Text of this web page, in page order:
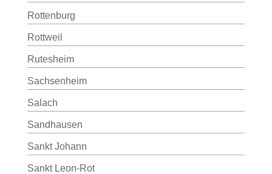
Rottenburg
Rottweil
Rutesheim
Sachsenheim
Salach
Sandhausen
Sankt Johann
Sankt Leon-Rot